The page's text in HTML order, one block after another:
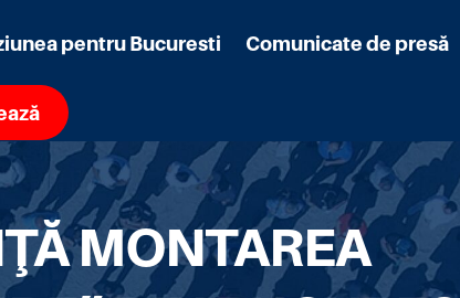
pentru Bucuresti Comunicate de presă
MONTAREA